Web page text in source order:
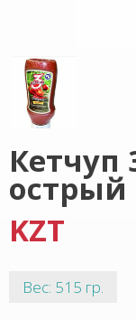
Кетчуп
острый
KZT
Вес: 515 гр.